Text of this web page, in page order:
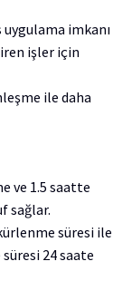
uygulama imkanı
işler için
ile daha
ve 1.5 saatte
sağlar.
süresi ile
24 saate